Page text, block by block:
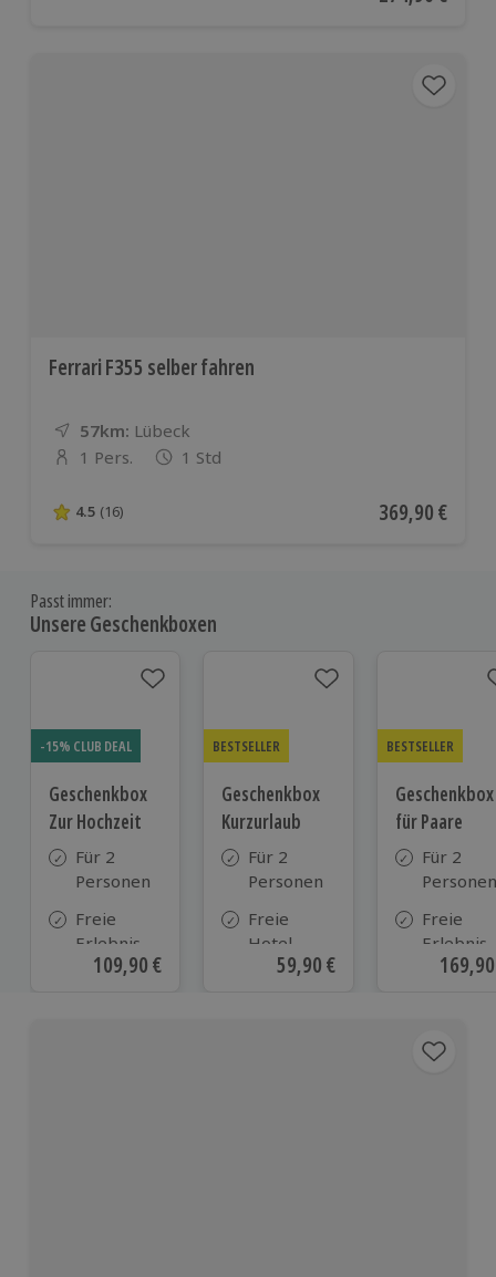
Ferrari F355 selber fahren
57km: Entfernung
Standort
Lübeck
Anzahl der Teilnehmer
1 Pers. 1 Std
4.5 von 5 Sternen basierend auf 16 Bewertungen
4.5 (16) Aktueller Preis
369,90 €
Passt immer:
Unsere Geschenkboxen
-15% CLUB DEAL
Geschenkbox
Zur Hochzeit
Für 2
Personen
Freie
Erlebnis-
Auswahl
Aktueller Preis
109,90 €
BESTSELLER
Geschenkbox
Kurzurlaub
Für 2
Personen
Freie
Hotel-
Auswahl
Aktueller Preis
59,90 €
BESTSELLER
Geschenkbox
für Paare
Für 2
Personen
Freie
Erlebnis-
Auswahl